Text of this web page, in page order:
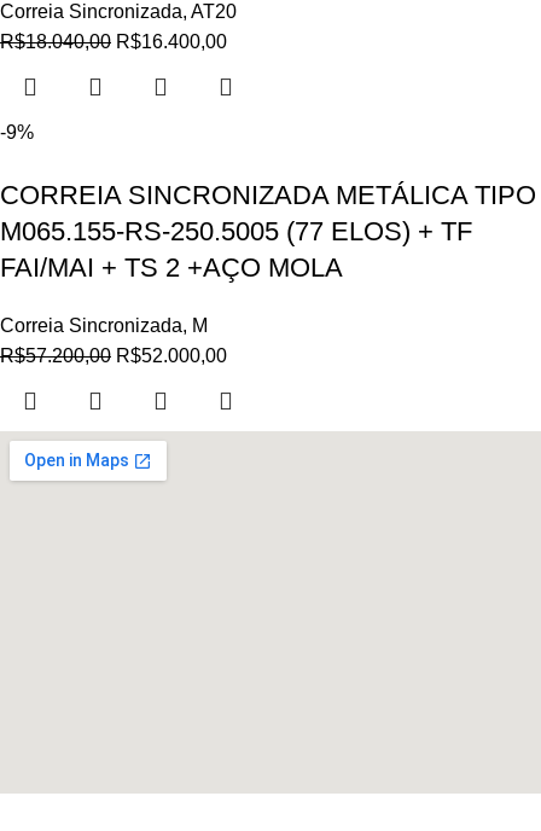
Correia Sincronizada, AT20
R$18.040,00 R$16.400,00
-9%
CORREIA SINCRONIZADA METÁLICA TIPO
M065.155-RS-250.5005 (77 ELOS) + TF
FAI/MAI + TS 2 +AÇO MOLA
Correia Sincronizada, M
R$57.200,00 R$52.000,00